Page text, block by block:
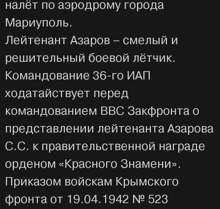
налёт по аэродрому города
Мариуполь.
Лейтенант Азаров – смелый и
решительный боевой лётчик.
Командование 36-го ИАП
ходатайствует перед
командованием ВВС Закфронта о
представлении лейтенанта Азарова
С.С. к правительственной награде
орденом «Красного Знамени».
Приказом войскам Крымского
фронта от 19.04.1942 № 523